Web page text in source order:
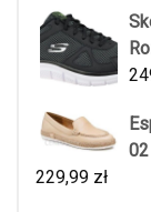
229,99 zł